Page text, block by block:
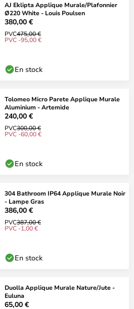
AJ Eklipta Applique Murale/Plafonnier
Ø220 White - Louis Poulsen
380,00 €
PVC475,00 €
PVC -95,00 €
En stock
Tolomeo Micro Parete Applique Murale
Aluminium - Artemide
240,00 €
PVC300,00 €
PVC -60,00 €
En stock
304 Bathroom IP64 Applique Murale Noir
- Lampe Gras
386,00 €
PVC387,00 €
PVC -1,00 €
En stock
Duolla Applique Murale Nature/Jute -
Euluna
65,00 €